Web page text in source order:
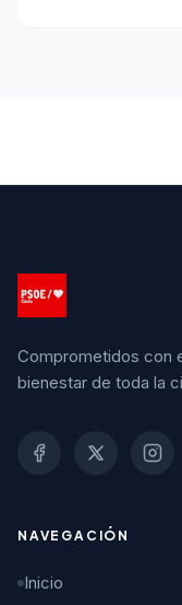
Comprometidos con
bienestar de toda la
NAVEGACIÓN
Inicio